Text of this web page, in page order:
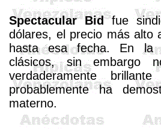
Spectacular Bidfue
dólares, el precio más alto
hasta esa fecha. En la
clásicos, sin embargo
verdaderamente
probablemente ha
materno.